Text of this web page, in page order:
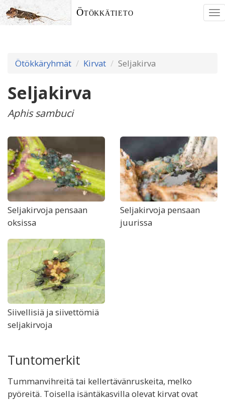
Ötökkätieto
Ötökkäryhmät Kirvat Seljakirva
Seljakirva
Aphis sambuci
Seljakirvoja pensaan
oksissa
Seljakirvoja pensaan
juurissa
Siivellisiä ja siivettömiä
seljakirvoja
Tuntomerkit
Tummanvihreitä tai kellertävänruskeita, melko
pyöreitä. Toisella isäntäkasvilla olevat kirvat ovat